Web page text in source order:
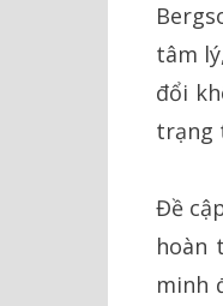
tâm
đổi
trạng
Đề
hoàn
minh